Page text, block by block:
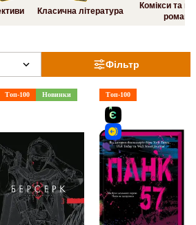
Класична література
Комікси та
романи
Фільтр
Топ-100 Новинки Топ-100